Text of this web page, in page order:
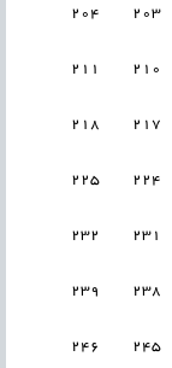
203
204
210
211
217
218
224
225
231
232
238
239
245
246